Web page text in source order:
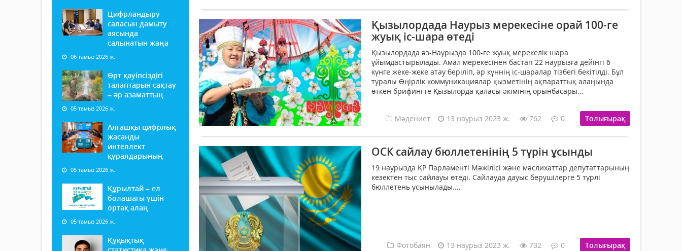
Цифрландыру
саласын дамыту
аясында
салынатын жаңа
06 тамыз 2026 ж.
Өрт қауіпсіздігі
талаптарын сақтау
– әр азаматтың
05 тамыз 2026 ж.
Алғашқы цифрлық
жасанды
интеллект
құралдарының
05 тамыз 2026 ж.
Құрылтай – ел
болашағы үшін
ортақ алаң
05 тамыз 2026 ж.
Құқықтық
Қызылордада Наурыз мерекесіне орай 100-ге
жуық іс-шара өтеді
Қызылордада әз-Наурызда 100-ге жуық мерекелік шара
ұйымдастырылады. Амал мерекесінен бастап 22 наурызға дейінгі 6
күнге жеке-жеке атау беріліп, әр күннің іс-шаралар тізбегі бекітілді. Бұл
туралы Өңірлік коммуникациялар қызметінің ақпараттық алаңында
өткен брифингте Қызылорда қаласы әкімінің орынбасары...
Мәдениет 13 наурыз 2023 ж. 762 0 Толығырақ
ОСК сайлау бюллетенінің 5 түрін ұсынды
19 наурызда ҚР Парламенті Мәжілісі және мәслихаттар депутаттарының
кезектен тыс сайлауы өтеді. Сайлауда дауыс берушілерге 5 түрлі
бюллетень ұсынылады....
Фотобаян 13 наурыз 2023 ж. 732 0 Толығырақ